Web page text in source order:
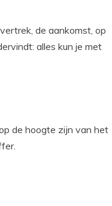
de aankomst, op
alles kun je met
de hoogte zijn van het